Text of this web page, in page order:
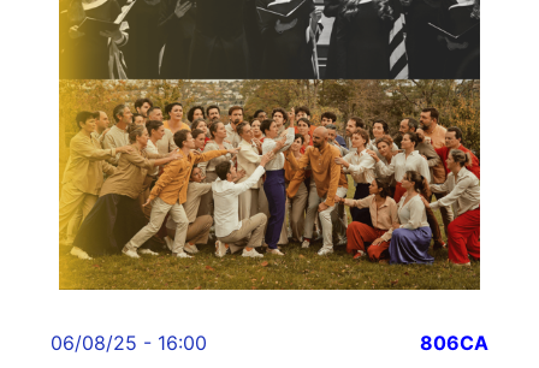
06/08/25 - 16:00 806CA